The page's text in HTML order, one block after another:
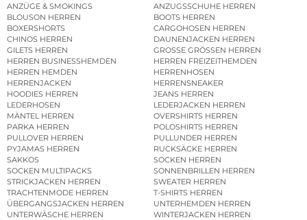
ANZÜGE & SMOKINGS
ANZUGSSCHUHE HERREN
BLOUSON HERREN
BOOTS HERREN
BOXERSHORTS
CARGOHOSEN HERREN
CHINOS HERREN
DAUNENJACKEN HERREN
GILETS HERREN
GROSSE GRÖSSEN HERREN
HERREN BUSINESSHEMDEN
HERREN FREIZEITHEMDEN
HERREN HEMDEN
HERRENHOSEN
HERRENJACKEN
HERRENSNEAKER
HOODIES HERREN
JEANS HERREN
LEDERHOSEN
LEDERJACKEN HERREN
MÄNTEL HERREN
OVERSHIRTS HERREN
PARKA HERREN
POLOSHIRTS HERREN
PULLOVER HERREN
PULLUNDER HERREN
PYJAMAS HERREN
RUCKSÄCKE HERREN
SAKKOS
SOCKEN HERREN
SOCKEN MULTIPACKS
SONNENBRILLEN HERREN
STRICKJACKEN HERREN
SWEATER HERREN
TRACHTENMODE HERREN
T-SHIRTS HERREN
ÜBERGANGSJACKEN HERREN
UNTERHEMDEN HERREN
UNTERWÄSCHE HERREN
WINTERJACKEN HERREN